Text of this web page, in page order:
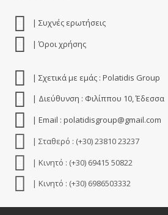
| Συχνές ερωτήσεις
| Όροι χρήσης
| Σχετικά με εμάς : Polatidis Group
| Διεύθυνση : Φιλίππου 10, Έδεσσα
| Email : polatidisgroup@gmail.com
| Σταθερό : (+30) 23810 23237
| Κινητό : (+30) 69415 50822
| Κινητό : (+30) 6986503332